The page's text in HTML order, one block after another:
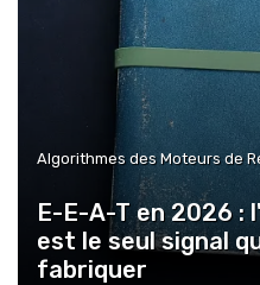
Algorithmes des Moteurs de
E-E-A-T en 2026 :
est le seul signal
fabriquer